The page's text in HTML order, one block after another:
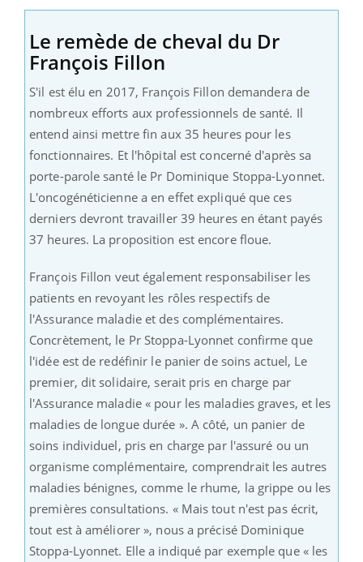
Le remède de cheval du Dr
François Fillon
S'il est élu en 2017, François Fillon demandera de
nombreux efforts aux professionnels de santé. Il
entend ainsi mettre fin aux 35 heures pour les
fonctionnaires. Et l'hôpital est concerné d'après sa
porte-parole santé le Pr Dominique Stoppa-Lyonnet.
L'oncogénéticienne a en effet expliqué que ces
derniers devront travailler 39 heures en étant payés
37 heures. La proposition est encore floue.
François Fillon veut également responsabiliser les
patients en revoyant les rôles respectifs de
l'Assurance maladie et des complémentaires.
Concrètement, le Pr Stoppa-Lyonnet confirme que
l'idée est de redéfinir le panier de soins actuel, Le
premier, dit solidaire, serait pris en charge par
l'Assurance maladie « pour les maladies graves, et les
maladies de longue durée ». A côté, un panier de
soins individuel, pris en charge par l'assuré ou un
organisme complémentaire, comprendrait les autres
maladies bénignes, comme le rhume, la grippe ou les
premières consultations. « Mais tout n'est pas écrit,
tout est à améliorer », nous a précisé Dominique
Stoppa-Lyonnet. Elle a indiqué par exemple que « les